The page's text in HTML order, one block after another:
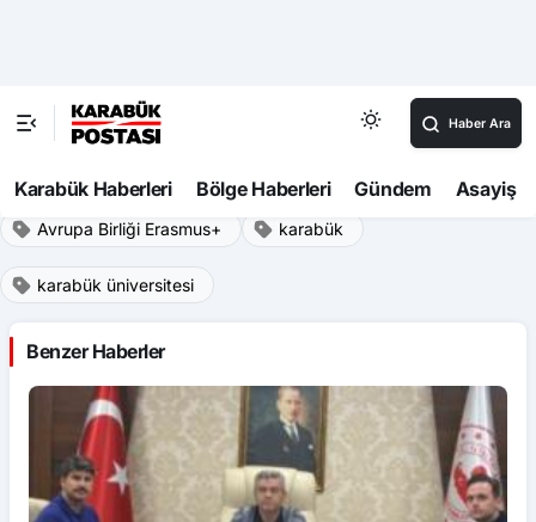
Avrupa Birliği Erasmus+ karabük
karabük üniversitesi
Benzer Haberler